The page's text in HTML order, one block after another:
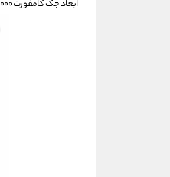
ابعاد جک کامفورت 1000 گلدن گیت :